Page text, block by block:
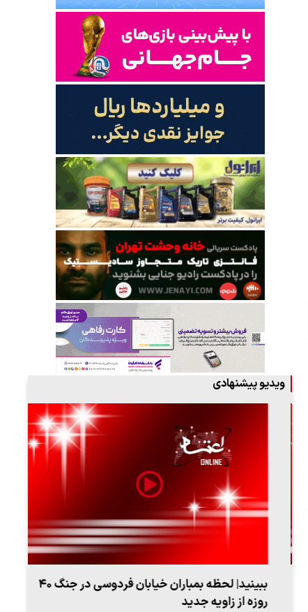
ویدیو پیشنهادی
ببینید| لحظه بمباران خیابان فردوسی در جنگ ۴۰
روزه از زاویه جدید